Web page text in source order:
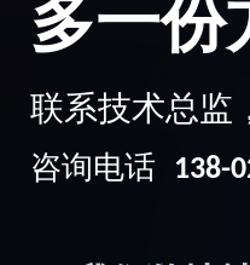
多一份
联系技术总监
咨询电话 138-